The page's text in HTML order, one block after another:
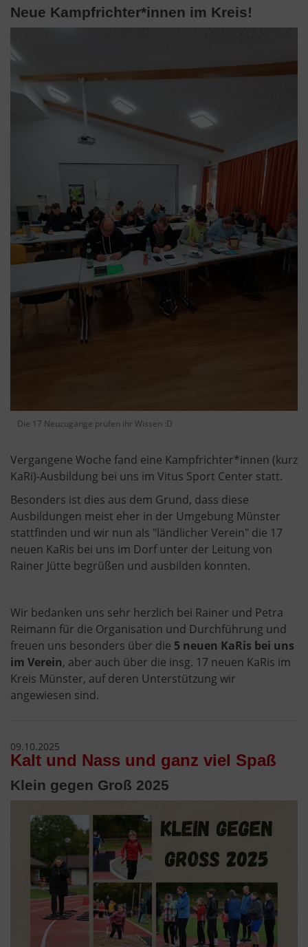
Neue Kampfrichter*innen im Kreis!
Die 17 Neuzugänge prüfen ihr Wissen :D
Vergangene Woche fand eine Kampfrichter*innen (kurz
KaRi)-Ausbildung bei uns im Vitus Sport Center statt.
Besonders ist dies aus dem Grund, dass diese
Ausbildungen meist eher in der Umgebung Münster
stattfinden und wir nun als "ländlicher Verein" die 17
neuen KaRis bei uns im Dorf unter der Leitung von
Rainer Jütte begrüßen und ausbilden konnten.
Wir bedanken uns sehr herzlich bei Rainer und Petra
Reimann für die Organisation und Durchführung und
freuen uns besonders über die 5 neuen KaRis bei uns
im Verein, aber auch über die insg. 17 neuen KaRis im
Kreis Münster, auf deren Unterstützung wir
angewiesen sind.
09.10.2025
Kalt und Nass und ganz viel Spaß
Klein gegen Groß 2025